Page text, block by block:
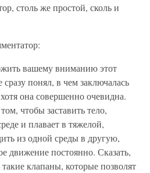
столь же простой, сколь и
вашему вниманию этот
понял, в чем заключалась
она совершенно очевидна.
чтобы заставить тело,
и плавает в тяжелой,
из одной среды в другую,
движение постоянно. Сказать,
клапаны, которые позволят